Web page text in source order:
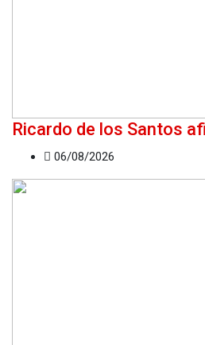
Ricardo de los Santos
06/08/2026